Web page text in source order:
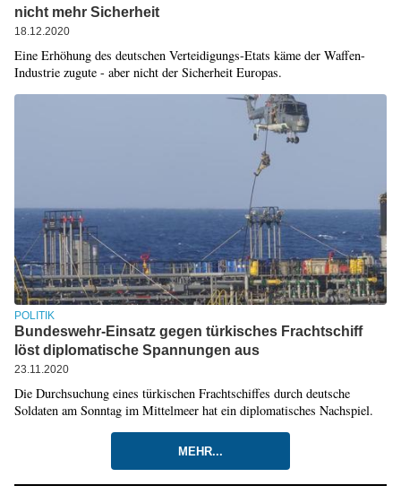
nicht mehr Sicherheit
18.12.2020
Eine Erhöhung des deutschen Verteidigungs-Etats käme der Waffen-
Industrie zugute - aber nicht der Sicherheit Europas.
POLITIK
Bundeswehr-Einsatz gegen türkisches Frachtschiff
löst diplomatische Spannungen aus
23.11.2020
Die Durchsuchung eines türkischen Frachtschiffes durch deutsche
Soldaten am Sonntag im Mittelmeer hat ein diplomatisches Nachspiel.
MEHR...